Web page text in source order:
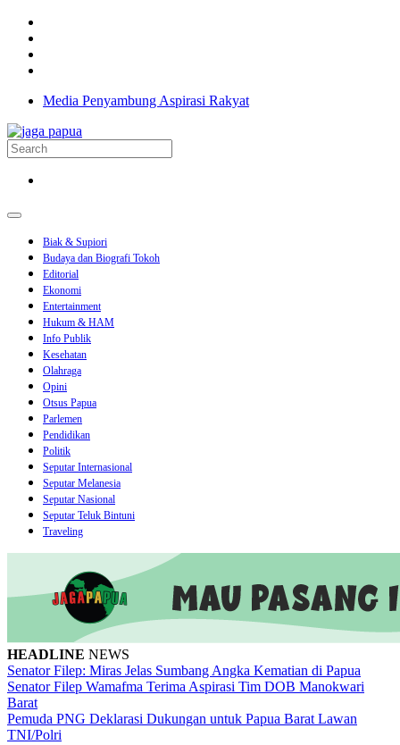
Media Penyambung Aspirasi Rakyat
Biak & Supiori
Budaya dan Biografi Tokoh
Editorial
Ekonomi
Entertainment
Hukum & HAM
Info Publik
Kesehatan
Olahraga
Opini
Otsus Papua
Parlemen
Pendidikan
Politik
Seputar Internasional
Seputar Melanesia
Seputar Nasional
Seputar Teluk Bintuni
Traveling
HEADLINE NEWS
Senator Filep: Miras Jelas Sumbang Angka Kematian di Papua
Senator Filep Wamafma Terima Aspirasi Tim DOB Manokwari
Barat
Pemuda PNG Deklarasi Dukungan untuk Papua Barat Lawan
TNI/Polri